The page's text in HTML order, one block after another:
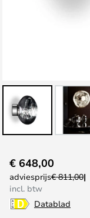
naar
het
begin
van
€ 648,00
adviesprijs€ 811,00
incl. btw
Datablad